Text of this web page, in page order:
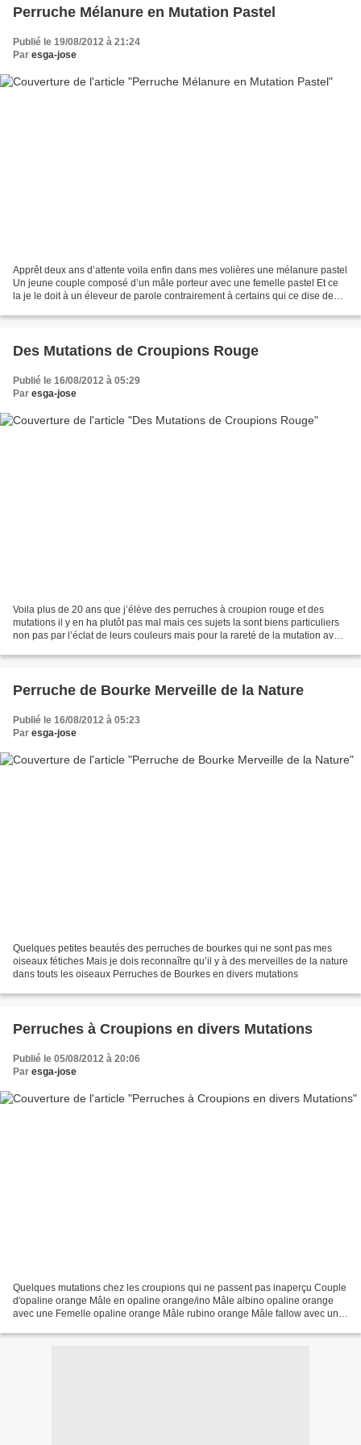
Perruche Mélanure en Mutation Pastel
Publié le 19/08/2012 à 21:24
Par esga-jose
Apprêt deux ans d’attente voila enfin dans mes volières une mélanure pastel
Un jeune couple composé d’un mâle porteur avec une femelle pastel Et ce
la je le doit à un éleveur de parole contrairement à certains qui ce dise de
Des Mutations de Croupions Rouge
Publié le 16/08/2012 à 05:29
Par esga-jose
Voila plus de 20 ans que j’élève des perruches à croupion rouge et des
mutations il y en ha plutôt pas mal mais ces sujets la sont biens particuliers
non pas par l’éclat de leurs couleurs mais pour la rareté de la mutation avec
Perruche de Bourke Merveille de la Nature
Publié le 16/08/2012 à 05:23
Par esga-jose
Quelques petites beautés des perruches de bourkes qui ne sont pas mes
oiseaux fétiches Mais je dois reconnaître qu’il y à des merveilles de la nature
dans touts les oiseaux Perruches de Bourkes en divers mutations
Perruches à Croupions en divers Mutations
Publié le 05/08/2012 à 20:06
Par esga-jose
Quelques mutations chez les croupions qui ne passent pas inaperçu Couple
d'opaline orange Mâle en opaline orange/ino Mâle albino opaline orange
avec une Femelle opaline orange Mâle rubino orange Mâle fallow avec une